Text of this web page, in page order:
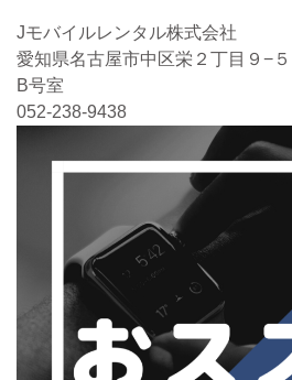
Jモバイルレンタル株式会社
愛知県名古屋市中区栄２丁目９−
B号室
052-238-9438